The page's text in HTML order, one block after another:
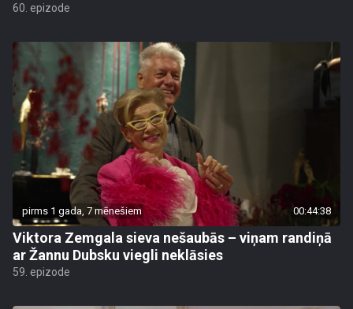
60. epizode
pirms 1 gada, 7 mēnešiem 00:44:38
Viktora Zemgala sieva nešaubās – viņam randiņā
ar Žannu Dubsku viegli neklāsies
59. epizode